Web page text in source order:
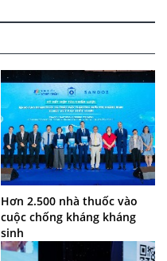
Hơn 2.500 nhà thuốc vào
cuộc chống kháng kháng
sinh